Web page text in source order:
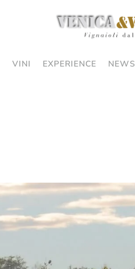
VINI EXPERIENCE NEWS